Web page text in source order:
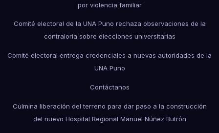
por violencia familiar
Comité electoral de la UNA Puno rechaza observaciones de la
contraloría sobre elecciones universitarias
Comité electoral entrega credenciales a nuevas autoridades de la
UNA Puno
Contáctanos
Culmina liberación del terreno para dar paso a la construcción
del nuevo Hospital Regional Manuel Núñez Butrón